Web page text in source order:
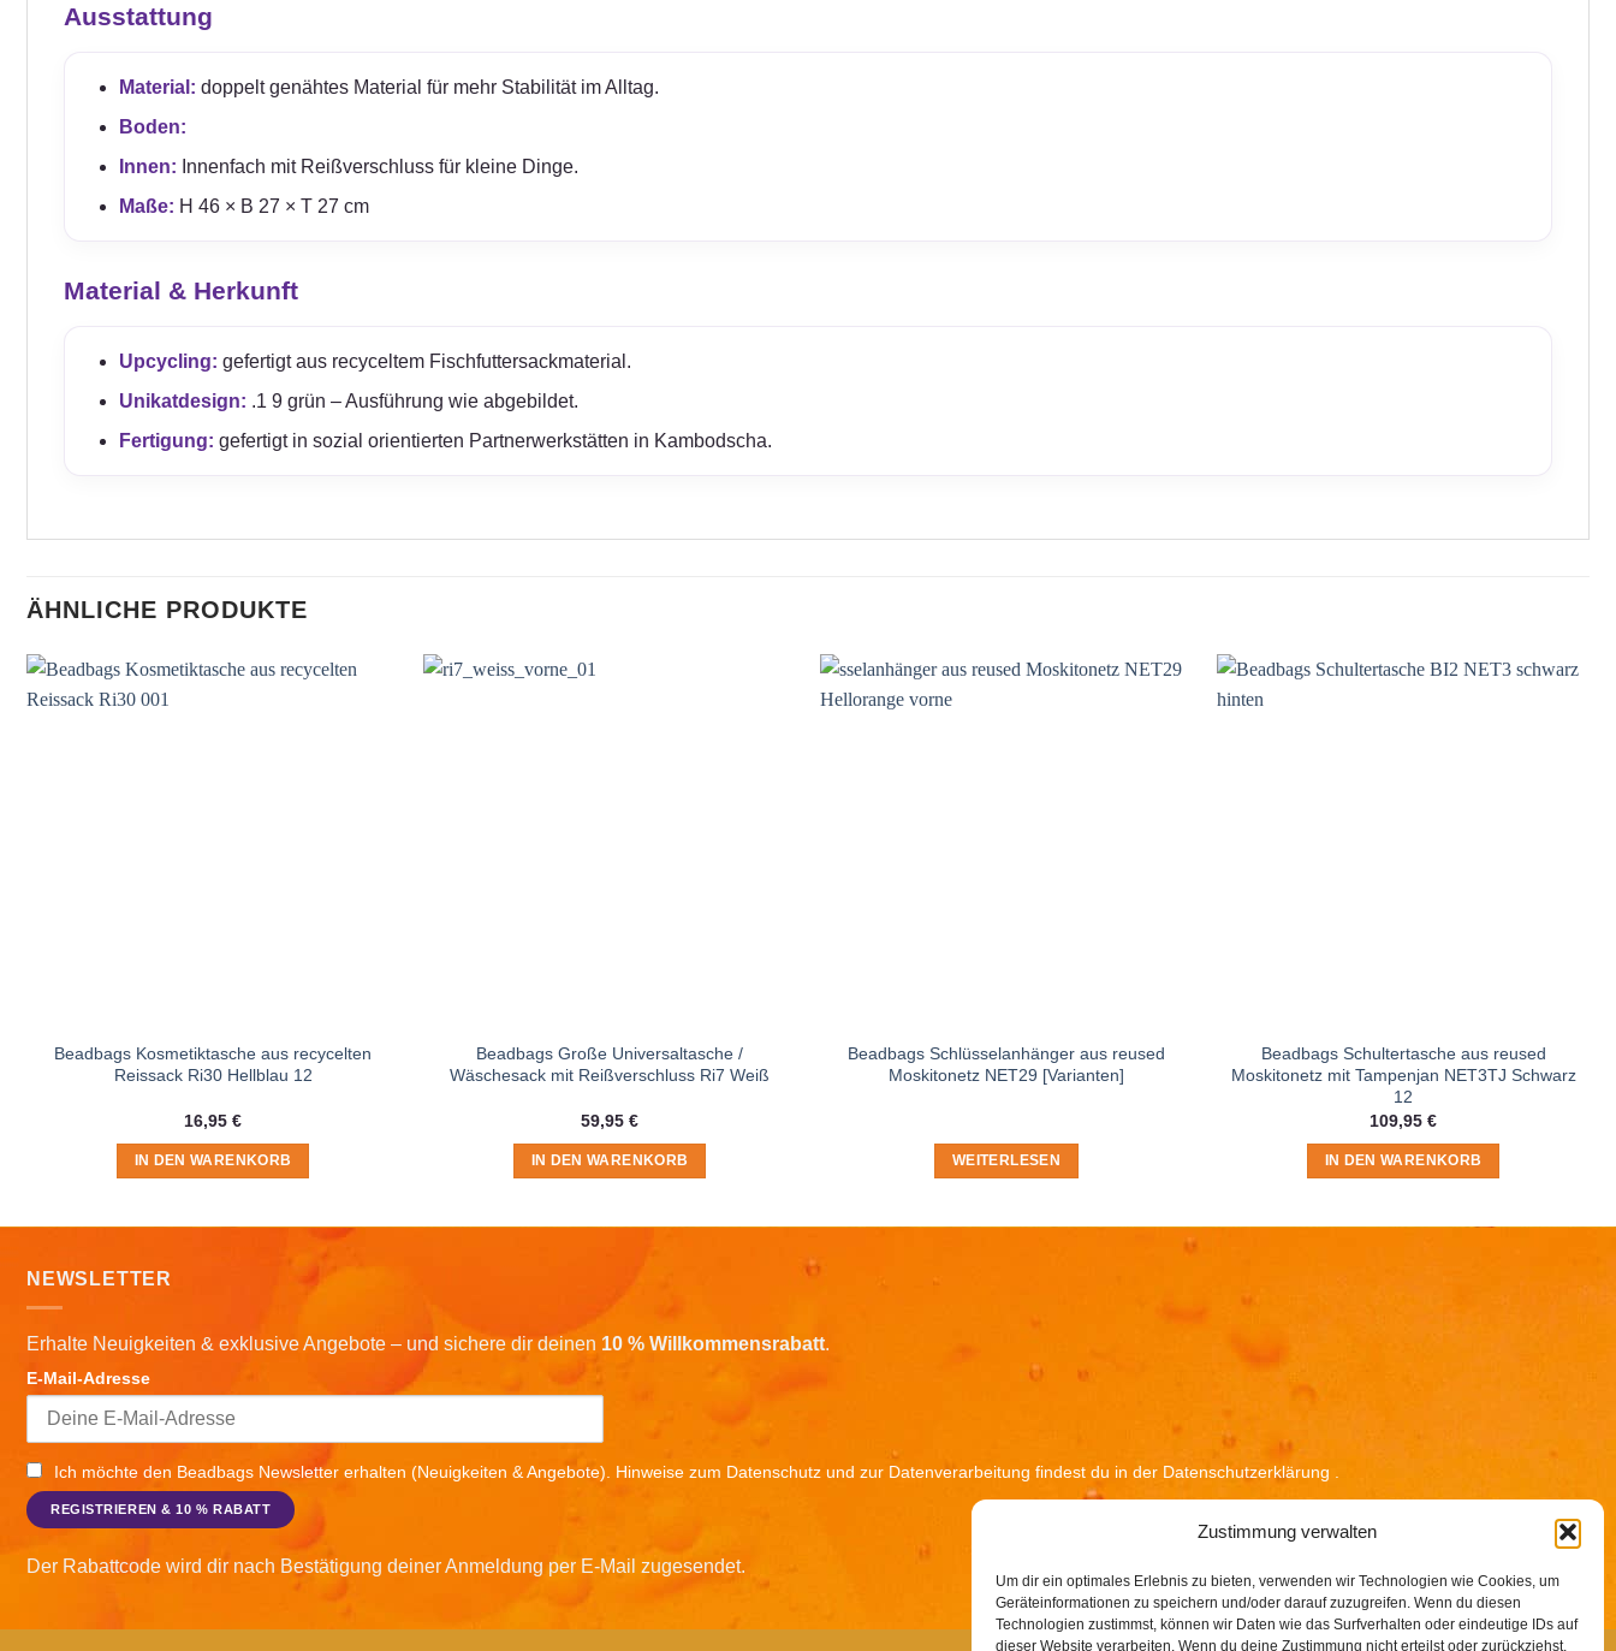
Zustimmung verwalten
Um dir ein optimales Erlebnis zu bieten, verwenden wir Technologien wie Cookies, um
Geräteinformationen zu speichern und/oder darauf zuzugreifen. Wenn du diesen
Technologien zustimmst, können wir Daten wie das Surfverhalten oder eindeutige IDs auf
dieser Website verarbeiten. Wenn du deine Zustimmung nicht erteilst oder zurückziehst,
Ausstattung
Material: doppelt genähtes Material für mehr Stabilität im Alltag.
Boden:
Innen: Innenfach mit Reißverschluss für kleine Dinge.
Maße: H 46 × B 27 × T 27 cm
Material & Herkunft
Upcycling: gefertigt aus recyceltem Fischfuttersackmaterial.
Unikatdesign: .1 9 grün – Ausführung wie abgebildet.
Fertigung: gefertigt in sozial orientierten Partnerwerkstätten in Kambodscha.
ÄHNLICHE PRODUKTE
Beadbags Kosmetiktasche aus recycelten
Reissack Ri30 Hellblau 12
16,95 €
IN DEN WARENKORB
Beadbags Große Universaltasche /
Wäschesack mit Reißverschluss Ri7 Weiß
59,95 €
IN DEN WARENKORB
Beadbags Schlüsselanhänger aus reused
Moskitonetz NET29 [Varianten]
WEITERLESEN
Beadbags Schultertasche aus reused
Moskitonetz mit Tampenjan NET3TJ Schwarz
12
109,95 €
IN DEN WARENKORB
NEWSLETTER
Erhalte Neuigkeiten & exklusive Angebote – und sichere dir deinen 10 % Willkommensrabatt.
E-Mail-Adresse
Ich möchte den Beadbags Newsletter erhalten (Neuigkeiten & Angebote). Hinweise zum Datenschutz und zur Datenverarbeitung findest du in der Datenschutzerklärung
Der Rabattcode wird dir nach Bestätigung deiner Anmeldung per E-Mail zugesendet.